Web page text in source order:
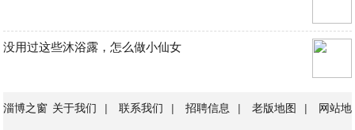
没用过这些沐浴露，怎么做小仙女
淄博之窗 关于我们 | 联系我们 | 招聘信息 | 老版地图 | 网站地